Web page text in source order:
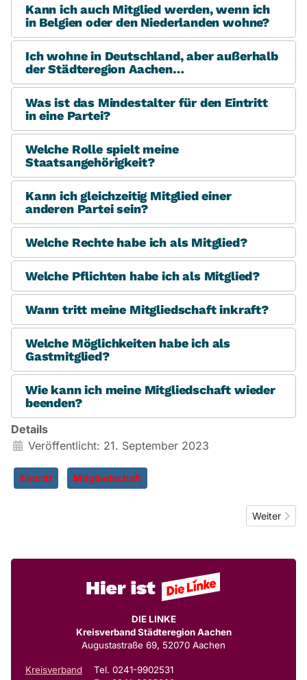
Kann ich auch Mitglied werden, wenn ich
in Belgien oder den Niederlanden wohne?
Ich wohne in Deutschland, aber außerhalb
der Städteregion Aachen…
Was ist das Mindestalter für den Eintritt
in eine Partei?
Welche Rolle spielt meine
Staatsangehörigkeit?
Kann ich gleichzeitig Mitglied einer
anderen Partei sein?
Welche Rechte habe ich als Mitglied?
Welche Pflichten habe ich als Mitglied?
Wann tritt meine Mitgliedschaft inkraft?
Welche Möglichkeiten habe ich als
Gastmitglied?
Wie kann ich meine Mitgliedschaft wieder
beenden?
Details
Veröffentlicht: 21. September 2023
Eintritt Mitgliedschaft
Nächster
Weiter
DIE LINKE
Kreisverband Städteregion Aachen
Augustastraße 69, 52070 Aachen
Kreisverband
Tel. 0241-9902531